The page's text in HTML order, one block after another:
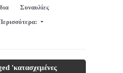
Συναυλίες
'κατασχεμένες